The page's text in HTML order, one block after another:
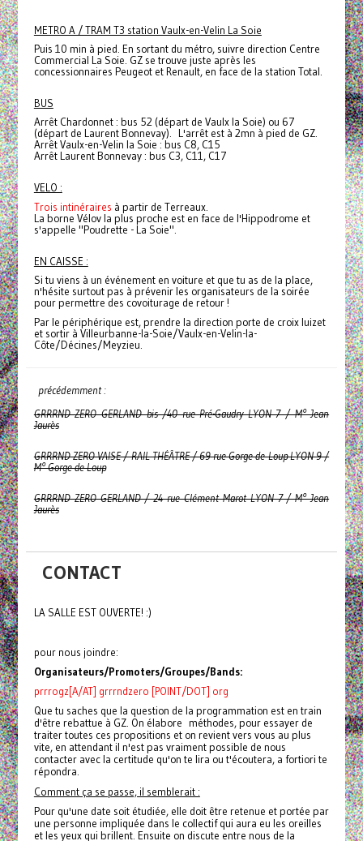
METRO A / TRAM T3 station Vaulx-en-Velin La Soie
Puis 10 min à pied. En sortant du métro, suivre direction Centre
Commercial La Soie. GZ se trouve juste après les
concessionnaires Peugeot et Renault, en face de la station Total.
BUS
Arrêt Chardonnet : bus 52 (départ de Vaulx la Soie) ou 67
(départ de Laurent Bonnevay). L'arrêt est à 2mn à pied de GZ.
Arrêt Vaulx-en-Velin la Soie : bus C8, C15
Arrêt Laurent Bonnevay : bus C3, C11, C17
VELO :
Trois intinéraires à partir de Terreaux.
La borne Vélov la plus proche est en face de l'Hippodrome et
s'appelle "Poudrette - La Soie".
EN CAISSE :
Si tu viens à un événement en voiture et que tu as de la place,
n'hésite surtout pas à prévenir les organisateurs de la soirée
pour permettre des covoiturage de retour !
Par le périphérique est, prendre la direction porte de croix luizet
et sortir à Villeurbanne-la-Soie/Vaulx-en-Velin-la-
Côte/Décines/Meyzieu.
précédemment :
GRRRND ZERO GERLAND bis /40 rue Pré-Gaudry LYON 7 / M° Jean
Jaurès
GRRRND ZERO VAISE / RAIL THÉÂTRE / 69 rue Gorge de Loup LYON 9 /
M° Gorge de Loup
GRRRND ZERO GERLAND / 24 rue Clément Marot LYON 7 / M° Jean
Jaurès
CONTACT
LA SALLE EST OUVERTE! :)
pour nous joindre:
Organisateurs/Promoters/Groupes/Bands:
prrrogz[A/AT] grrrndzero [POINT/DOT] org
Que tu saches que la question de la programmation est en train
d'être rebattue à GZ. On élabore méthodes, pour essayer de
traiter toutes ces propositions et on revient vers vous au plus
vite, en attendant il n'est pas vraiment possible de nous
contacter avec la certitude qu'on te lira ou t'écoutera, a fortiori te
répondra.
Comment ça se passe, il semblerait :
Pour qu'une date soit étudiée, elle doit être retenue et portée par
une personne impliquée dans le collectif qui aura eu les oreilles
et les yeux qui brillent. Ensuite on discute entre nous de la